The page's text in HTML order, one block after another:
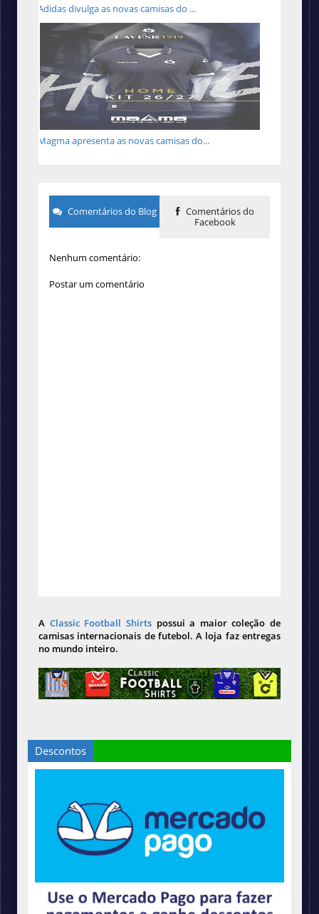
Adidas divulga as novas camisas do ...
Magma apresenta as novas camisas do...
Comentários do Blog
Comentários do
Facebook
Nenhum comentário:
Postar um comentário
A Classic Football Shirts possui a maior coleção de
camisas internacionais de futebol. A loja faz entregas
no mundo inteiro.
Descontos